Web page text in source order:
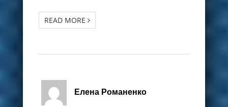
READ MORE
Елена Романенко